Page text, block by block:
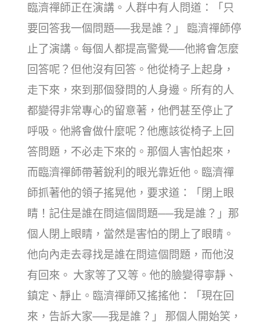
臨濟禪師正在演講。人群中有人問道：「只
要回答我一個問題──我是誰？」 臨濟禪師停
止了演講。每個人都提高警覺──他將會怎麼
回答呢？但他沒有回答。他從椅子上起身，
走下來，來到那個發問的人身邊。所有的人
都變得非常專心的留意著，他們甚至停止了
呼吸。他將會做什麼呢？他應該從椅子上回
答問題，不必走下來的。那個人害怕起來，
而臨濟禪師帶著銳利的眼光靠近他。臨濟禪
師抓著他的領子搖晃他，要求道：「閉上眼
睛！記住是誰在問這個問題──我是誰？」那
個人閉上眼睛，當然是害怕的閉上了眼睛。
他向內走去尋找是誰在問這個問題，而他沒
有回來。 大家等了又等。他的臉變得寧靜、
鎮定、靜止。臨濟禪師又搖搖他：「現在回
來，告訴大家──我是誰？」 那個人開始笑，